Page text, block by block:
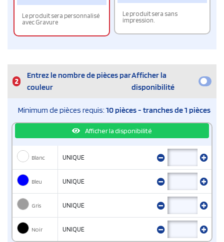
Le produit sera personnalisé
avec Gravure
Le produit sera sans
impression.
2
Entrez le nombre de pièces par
couleur
Afficher la
disponibilité
Minimum de pièces requis: 10 pièces - tranches de 1 pièces
Afficher la disponibilité
Blanc UNIQUE
Bleu UNIQUE
Gris UNIQUE
Noir UNIQUE